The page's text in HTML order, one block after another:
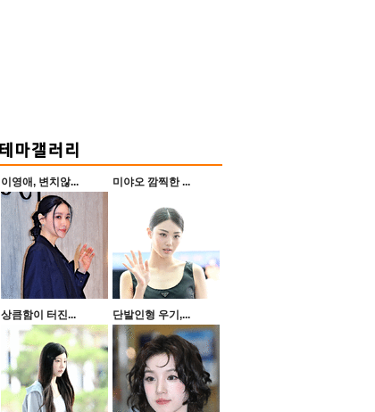
이영애, 변치않... 미야오 깜찍한 ...
상큼함이 터진... 단발인형 우기,...